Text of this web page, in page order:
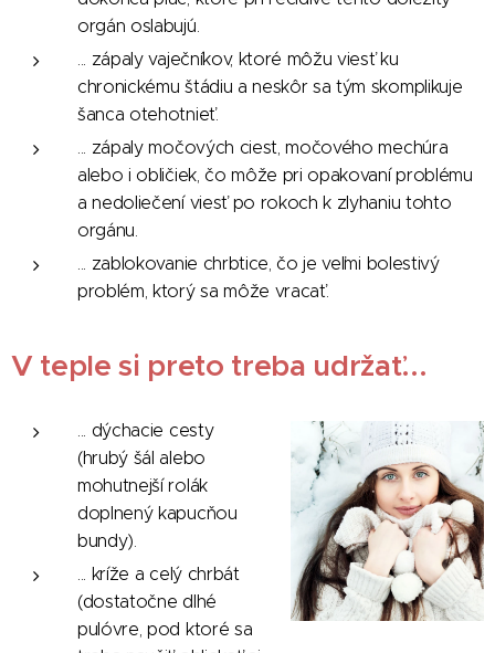
orgán oslabujú.
... zápaly vaječníkov, ktoré môžu viesť ku
chronickému štádiu a neskôr sa tým skomplikuje
šanca otehotnieť.
... zápaly močových ciest, močového mechúra
alebo i obličiek, čo môže pri opakovaní problému
a nedoliečení viesť po rokoch k zlyhaniu tohto
orgánu.
... zablokovanie chrbtice, čo je veľmi bolestivý
problém, ktorý sa môže vracať.
V teple si preto treba udržať...
... dýchacie cesty
(hrubý šál alebo
mohutnejší rolák
doplnený kapucňou
bundy).
... kríže a celý chrbát
(dostatočne dlhé
pulóvre, pod ktoré sa